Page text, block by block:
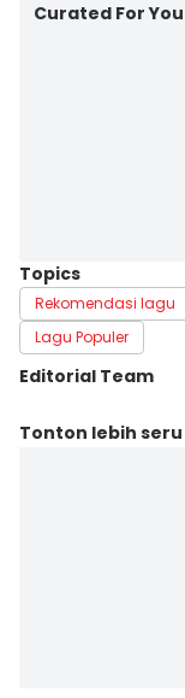
Curated For You
Topics
Rekomendasi lagu
Lagu Populer
Editorial Team
Editor
Tonton lebih